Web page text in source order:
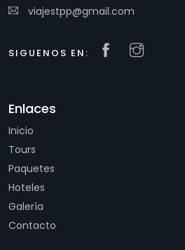
viajestpp@gmail.com
SIGUENOS EN:
Enlaces
Inicio
Tours
Paquetes
Hoteles
Galería
Contacto